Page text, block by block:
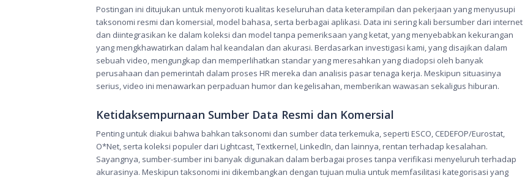
Postingan ini ditujukan untuk menyoroti kualitas keseluruhan data keterampilan dan pekerjaan yang menyusupi
taksonomi resmi dan komersial, model bahasa, serta berbagai aplikasi. Data ini sering kali bersumber dari internet
dan diintegrasikan ke dalam koleksi dan model tanpa pemeriksaan yang ketat, yang menyebabkan kekurangan
yang mengkhawatirkan dalam hal keandalan dan akurasi. Berdasarkan investigasi kami, yang disajikan dalam
sebuah video, mengungkap dan memperlihatkan standar yang meresahkan yang diadopsi oleh banyak
perusahaan dan pemerintah dalam proses HR mereka dan analisis pasar tenaga kerja. Meskipun situasinya
serius, video ini menawarkan perpaduan humor dan kegelisahan, memberikan wawasan sekaligus hiburan.
Ketidaksempurnaan Sumber Data Resmi dan Komersial
Penting untuk diakui bahwa bahkan taksonomi dan sumber data terkemuka, seperti ESCO, CEDEFOP/Eurostat,
O*Net, serta koleksi populer dari Lightcast, Textkernel, LinkedIn, dan lainnya, rentan terhadap kesalahan.
Sayangnya, sumber-sumber ini banyak digunakan dalam berbagai proses tanpa verifikasi menyeluruh terhadap
akurasinya. Meskipun taksonomi ini dikembangkan dengan tujuan mulia untuk memfasilitasi kategorisasi yang